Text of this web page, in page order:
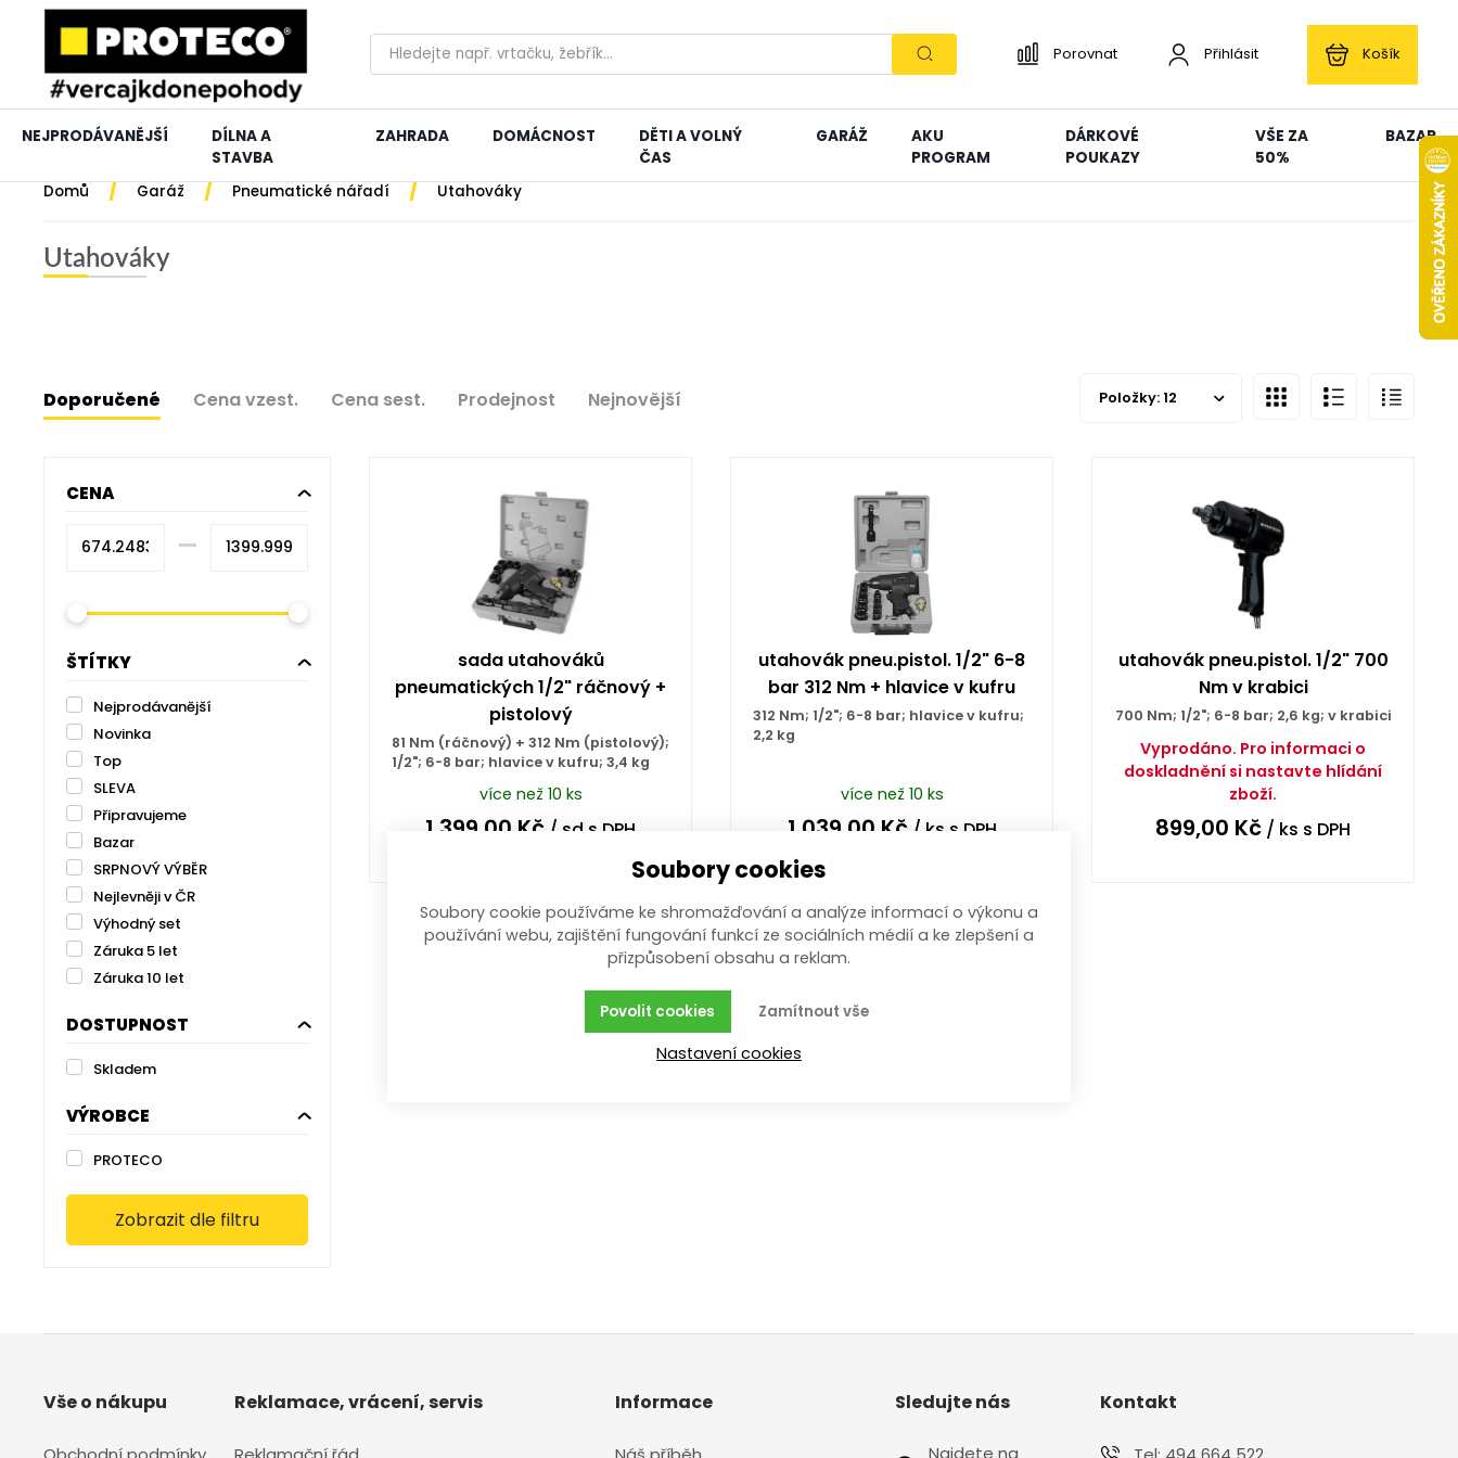
Porovnat Přihlásit Košík
NEJPRODÁVANĚJŠÍ
DÍLNA A
STAVBA
ZAHRADA DOMÁCNOST
DĚTI A VOLNÝ
ČAS
GARÁŽ
AKU
PROGRAM
DÁRKOVÉ
POUKAZY
VŠE ZA
50%
BAZAR
Domů / Garáž / Pneumatické nářadí / Utahováky
Utahováky
Doporučené Cena vzest. Cena sest. Prodejnost Nejnovější Položky: 12
CENA
–⁠
ŠTÍTKY
Nejprodávanější
Novinka
Top
SLEVA
Připravujeme
Bazar
SRPNOVÝ VÝBĚR
Nejlevněji v ČR
Výhodný set
Záruka 5 let
Záruka 10 let
DOSTUPNOST
Skladem
VÝROBCE
PROTECO
Zobrazit dle filtru
sada utahováků
pneumatických 1/2" ráčnový +
pistolový
81 Nm (ráčnový) + 312 Nm (pistolový);
1/2"; 6-8 bar; hlavice v kufru; 3,4 kg
více než 10 ks
1 399,00 Kč / sd s DPH
Koupit
utahovák pneu.pistol. 1/2" 6-8
bar 312 Nm + hlavice v kufru
312 Nm; 1/2"; 6-8 bar; hlavice v kufru;
2,2 kg
více než 10 ks
1 039,00 Kč/ ks s DPH
Koupit
utahovák pneu.pistol. 1/2" 700
Nm v krabici
700 Nm; 1/2"; 6-8 bar; 2,6 kg; v krabici
Vyprodáno. Pro informaci o
doskladnění si nastavte hlídání
zboží.
899,00 Kč / ks s DPH
Vše o nákupu Reklamace, vrácení, servis Informace Sledujte nás Kontakt
Soubory cookies
Soubory cookie používáme ke shromažďování a analýze informací o výkonu a
používání webu, zajištění fungování funkcí ze sociálních médií a ke zlepšení a
přizpůsobení obsahu a reklam.
Zamítnout vše
Povolit cookies
Nastavení cookies